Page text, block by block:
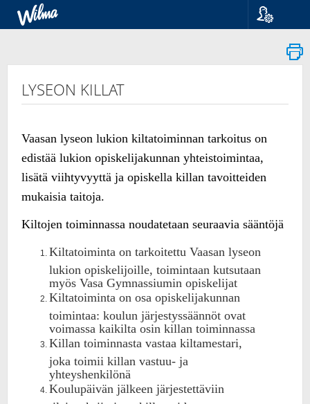
Suomi
Svenska
LYSEON KILLAT